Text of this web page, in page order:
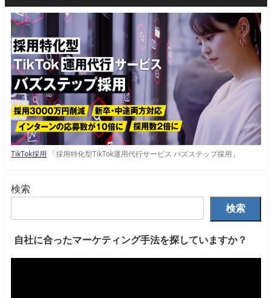
TikTok採用 「採用特化型TikTok運用代行サービス バズステップ採用」
検索
検索
自社に合ったマーケティング手法を探していますか？